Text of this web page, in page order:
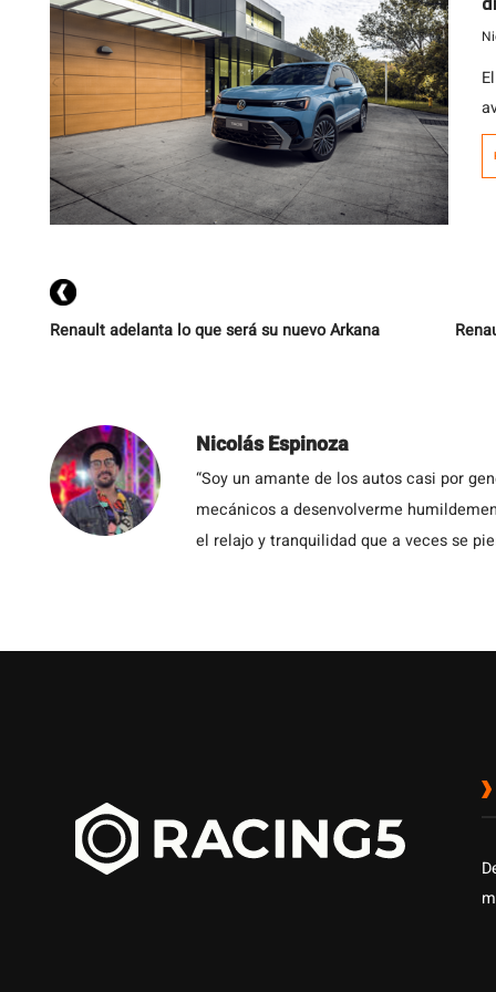
Renault adelanta lo que será su nuevo Arkana
Nicolás Espinoza
“Soy un amante de los autos casi por
mecánicos a desenvolverme
el relajo y tranquilidad que a veces se